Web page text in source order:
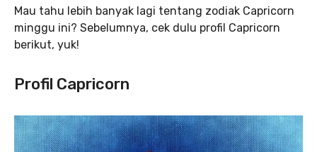
Mau tahu lebih banyak lagi tentang zodiak Capricorn
minggu ini? Sebelumnya, cek dulu profil Capricorn
berikut, yuk!
Profil Capricorn